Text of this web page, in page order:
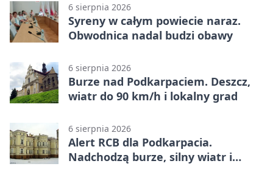
6 sierpnia 2026
Syreny w całym powiecie naraz.
Obwodnica nadal budzi obawy
6 sierpnia 2026
Burze nad Podkarpaciem. Deszcz,
wiatr do 90 km/h i lokalny grad
6 sierpnia 2026
Alert RCB dla Podkarpacia.
Nadchodzą burze, silny wiatr i